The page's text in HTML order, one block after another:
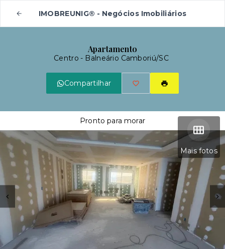
IMOBREUNIG® - Negócios Imobiliários
Apartamento
Centro - Balneário Camboriú/SC
Compartilhar
Mais fotos
Pronto para morar